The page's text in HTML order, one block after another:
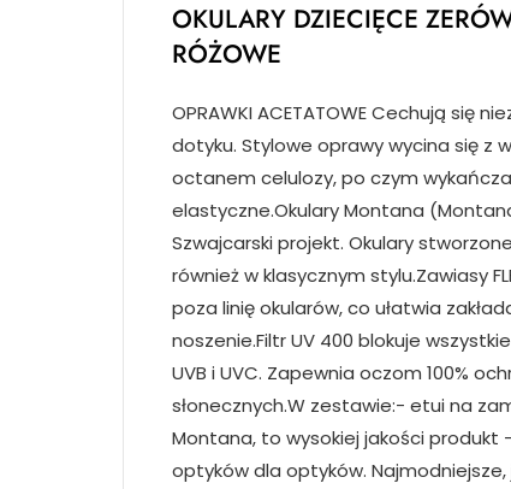
OKULARY DZIECIĘCE
RÓŻOWE
OPRAWKI ACETATOWE Cechują się
dotyku. Stylowe oprawy wycina się z
octanem celulozy, po czym
elastyczne.Okulary Montana
Szwajcarski projekt. Okulary
również w klasycznym stylu.Zawiasy
poza linię okularów, co ułatwia
noszenie.Filtr UV 400 blokuje
UVB i UVC. Zapewnia oczom 100%
słonecznych.W zestawie:- etui na
Montana, to wysokiej jakości produkt
optyków dla optyków. Najmodniejsze,